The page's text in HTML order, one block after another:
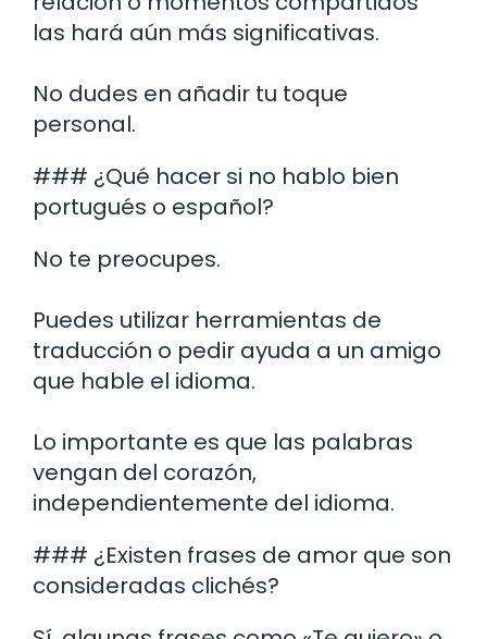
las hará aún más significativas.
No dudes en añadir tu toque
personal.
### ¿Qué hacer si no hablo bien
portugués o español?
No te preocupes.
Puedes utilizar herramientas de
traducción o pedir ayuda a un amigo
que hable el idioma.
Lo importante es que las palabras
vengan del corazón,
independientemente del idioma.
### ¿Existen frases de amor que son
consideradas clichés?